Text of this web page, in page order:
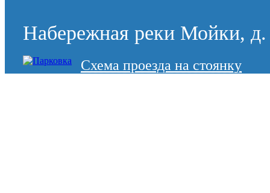
Набережная реки Мойки,
Схема проезда на стоянку